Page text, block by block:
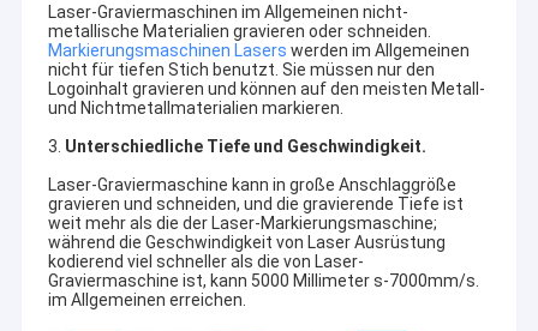
Laser-Graviermaschinen im Allgemeinen nicht-
metallische Materialien gravieren oder schneiden.
Markierungsmaschinen Lasers werden im Allgemeinen
nicht für tiefen Stich benutzt. Sie müssen nur den
Logoinhalt gravieren und können auf den meisten Metall-
und Nichtmetallmaterialien markieren.
3. Unterschiedliche Tiefe und Geschwindigkeit.
Laser-Graviermaschine kann in große Anschlaggröße
gravieren und schneiden, und die gravierende Tiefe ist
weit mehr als die der Laser-Markierungsmaschine;
während die Geschwindigkeit von Laser Ausrüstung
kodierend viel schneller als die von Laser-
Graviermaschine ist, kann 5000 Millimeter s-7000mm/s.
im Allgemeinen erreichen.